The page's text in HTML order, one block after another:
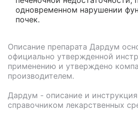
одновременном нарушении
почек.
Описание препарата Дардум
официально утвержденной
применению и утверждено
производителем.
Дардум - описание и
справочником лекарственных